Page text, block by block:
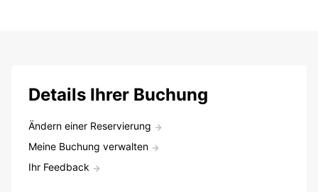
Details Ihrer Buchung
Ändern einer Reservierung
Meine Buchung verwalten
Ihr Feedback